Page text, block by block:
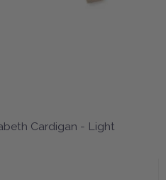
Cardigan - Light